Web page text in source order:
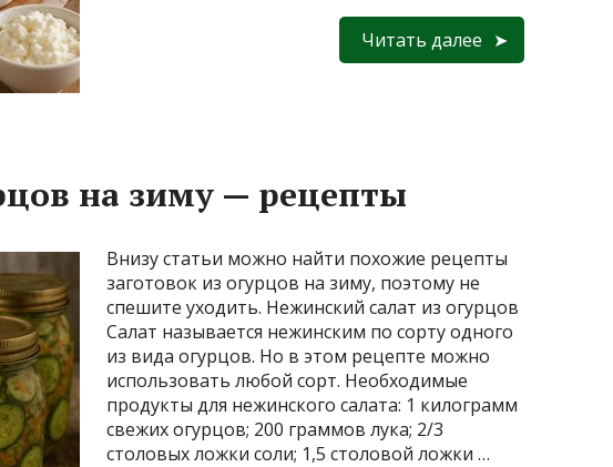
Читать далее
на зиму — рецепты
Внизу статьи можно найти похожие рецепты
заготовок из огурцов на зиму, поэтому не
спешите уходить. Нежинский салат из огурцов
Салат называется нежинским по сорту одного
из вида огурцов. Но в этом рецепте можно
использовать любой сорт. Необходимые
продукты для нежинского салата: 1 килограмм
свежих огурцов; 200 граммов лука; 2/3
столовых ложки соли; 1,5 столовой ложки …